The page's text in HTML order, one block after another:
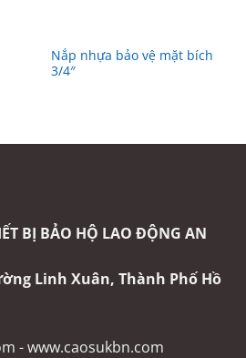
Nắp nhựa bảo vệ mặt bích
3/4″
BỊ BẢO HỘ LAO ĐỘNG AN
Linh Xuân, Thành Phố Hồ
-www.caosukbn.com